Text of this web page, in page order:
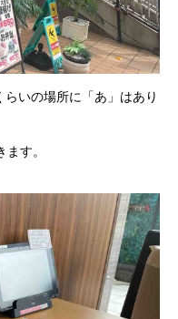
いの場所に「あ」はあり
す。